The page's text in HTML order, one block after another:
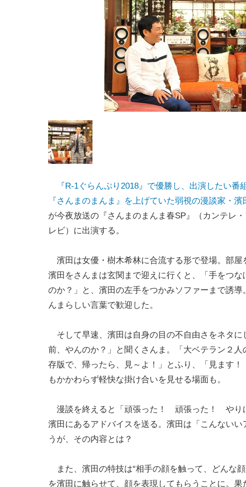
『R-1ぐらんぷり2018』で優勝し、出演したい番
『さんまのまんま』を上げていた弱視の漫談家・濱
が今夜放送の『さんまのまんま春SP』（カンテレ
レビ）に出演する。
濱田は女優・樹木希林に合流する形で登場。部屋
濱田をさんまは玄関まで迎えに行くと、「手をつな
のか？」と、濱田の左手をつかみソファーまで誘
んまらしい言葉で歓迎した。
そして早速、濱田は自身の目の不自由さをネタ
前、やんのか？」と聞くさんま。「大ベテラン２
存版で、帰ったら、見～よ！」とふり、「見ます
もかかわらず軽快な掛け合いを見せる場面も。
漫談を終えると「頑張った！ 頑張った！ やり
濱田にあるアドバイスを送る。濱田は「こんない
うが、その内容とは？
また、濱田の特技は“相手の顔を触って、どんな
を濱田に触らせて、顔を表現してもらうことに。